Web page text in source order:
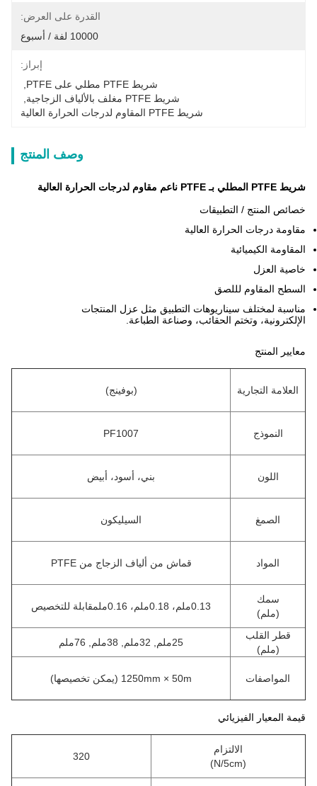
القدرة على العرض:
10000 لفة / أسبوع
إبراز:
شريط PTFE مطلي على PTFE
شريط PTFE مغلف بالألياف الزجاجية
شريط PTFE المقاوم لدرجات الحرارة العالية
وصف المنتج
شريط PTFE المطلي بـ PTFE ناعم مقاوم لدرجات الحرارة العالية
خصائص المنتج / التطبيقات
مقاومة درجات الحرارة العالية
المقاومة الكيميائية
خاصية العزل
السطح المقاوم لللصق
مناسبة لمختلف سيناريوهات التطبيق مثل عزل المنتجات
الإلكترونية، وتختم الحقائب، وصناعة الطباعة.
معايير المنتج
العلامة التجارية (بوفينج)
النموذج PF1007
اللون بني، أسود، أبيض
الصمغ السيليكون
المواد قماش من ألياف الزجاج من PTFE
سمك
(ملم)
0.13ملم، 0.18ملم، 0.16ملم قابلة للتخصيص
قطر القلب
(ملم)
25ملم, 32ملم, 38ملم, 76ملم
المواصفات 1250mm × 50m (يمكن تخصيصها)
قيمة المعيار الفيزيائي
الالتزام
(N/5cm)
320